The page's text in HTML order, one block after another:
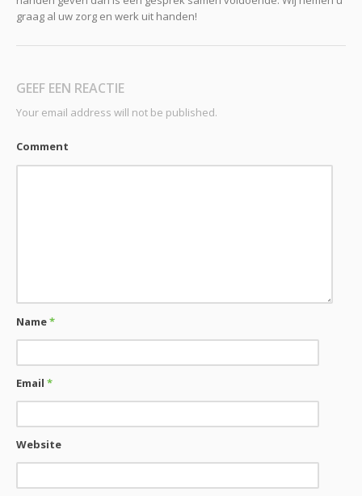
graag al uw zorg en werk uit handen!
GEEF EEN REACTIE
Your email address will not be published.
Comment
Name*
Email*
Website